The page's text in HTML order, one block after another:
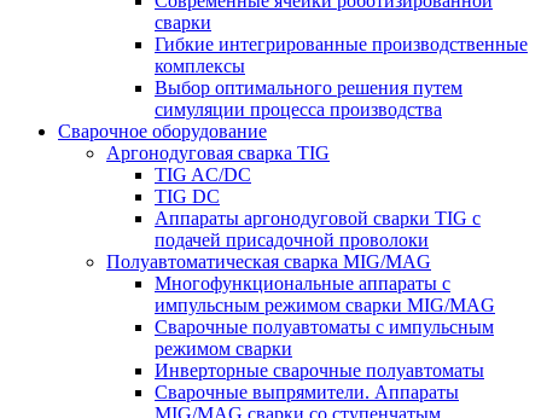
сварки
Гибкие интегрированные производственные
комплексы
Выбор оптимального решения путем
симуляции процесса производства
Сварочное оборудование
Аргонодуговая сварка TIG
TIG AC/DC
TIG DC
Аппараты аргонодуговой сварки TIG с
подачей присадочной проволоки
Полуавтоматическая сварка MIG/MAG
Многофункциональные аппараты с
импульсным режимом сварки MIG/MAG
Сварочные полуавтоматы с импульсным
режимом сварки
Инверторные сварочные полуавтоматы
Сварочные выпрямители. Аппараты
MIG/MAG сварки со ступенчатым